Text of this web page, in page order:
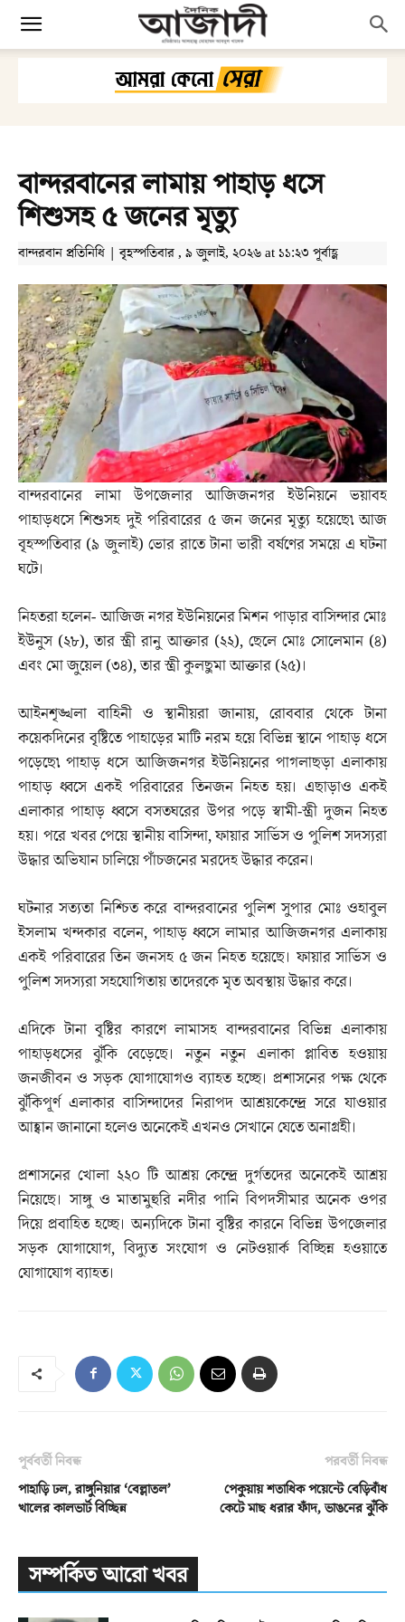
বান্দরবানের লামায় পাহাড় ধসে
শিশুসহ ৫ জনের মৃত্যু
বান্দরবান প্রতিনিধি | বৃহস্পতিবার , ৯ জুলাই, ২০২৬ at ১১:২৩ পূর্বাহ্ণ
বান্দরবানের লামা উপজেলার আজিজনগর ইউনিয়নে ভয়াবহ
পাহাড়ধসে শিশুসহ দুই পরিবারের ৫ জন জনের মৃত্যু হয়েছে৷ আজ
বৃহস্পতিবার (৯ জুলাই) ভোর রাতে টানা ভারী বর্ষণের সময়ে এ ঘটনা
ঘটে।
নিহতরা হলেন- আজিজ নগর ইউনিয়নের মিশন পাড়ার বাসিন্দার মোঃ
ইউনুস (২৮), তার স্ত্রী রানু আক্তার (২২), ছেলে মোঃ সোলেমান (৪)
এবং মো জুয়েল (৩৪), তার স্ত্রী কুলছুমা আক্তার (২৫)।
আইনশৃঙ্খলা বাহিনী ও স্থানীয়রা জানায়, রোববার থেকে টানা
কয়েকদিনের বৃষ্টিতে পাহাড়ের মাটি নরম হয়ে বিভিন্ন স্থানে পাহাড় ধসে
পড়েছে৷ পাহাড় ধসে আজিজনগর ইউনিয়নের পাগলাছড়া এলাকায়
পাহাড় ধ্বসে একই পরিবারের তিনজন নিহত হয়। এছাড়াও একই
এলাকার পাহাড় ধ্বসে বসতঘরের উপর পড়ে স্বামী-স্ত্রী দুজন নিহত
হয়। পরে খবর পেয়ে স্থানীয় বাসিন্দা, ফায়ার সার্ভিস ও পুলিশ সদস্যরা
উদ্ধার অভিযান চালিয়ে পাঁচজনের মরদেহ উদ্ধার করেন।
ঘটনার সত্যতা নিশ্চিত করে বান্দরবানের পুলিশ সুপার মোঃ ওহাবুল
ইসলাম খন্দকার বলেন, পাহাড় ধ্বসে লামার আজিজনগর এলাকায়
একই পরিবারের তিন জনসহ ৫ জন নিহত হয়েছে। ফায়ার সার্ভিস ও
পুলিশ সদস্যরা সহযোগিতায় তাদেরকে মৃত অবস্থায় উদ্ধার করে।
এদিকে টানা বৃষ্টির কারণে লামাসহ বান্দরবানের বিভিন্ন এলাকায়
পাহাড়ধসের ঝুঁকি বেড়েছে। নতুন নতুন এলাকা প্লাবিত হওয়ায়
জনজীবন ও সড়ক যোগাযোগও ব্যাহত হচ্ছে। প্রশাসনের পক্ষ থেকে
ঝুঁকিপূর্ণ এলাকার বাসিন্দাদের নিরাপদ আশ্রয়কেন্দ্রে সরে যাওয়ার
আহ্বান জানানো হলেও অনেকেই এখনও সেখানে যেতে অনাগ্রহী।
প্রশাসনের খোলা ২২০ টি আশ্রয় কেন্দ্রে দুর্গতদের অনেকেই আশ্রয়
নিয়েছে। সাঙ্গু ও মাতামুহুরি নদীর পানি বিপদসীমার অনেক ওপর
দিয়ে প্রবাহিত হচ্ছে। অন্যদিকে টানা বৃষ্টির কারনে বিভিন্ন উপজেলার
সড়ক যোগাযোগ, বিদ্যুত সংযোগ ও নেটওয়ার্ক বিচ্ছিন্ন হওয়াতে
যোগাযোগ ব্যাহত।
পূর্ববর্তী নিবন্ধ
পাহাড়ি ঢল, রাঙ্গুনিয়ার ‘বেল্লাতল’
খালের কালভার্ট বিচ্ছিন্ন
পরবর্তী নিবন্ধ
পেকুয়ায় শতাধিক পয়েন্টে বেড়িবাঁধ
কেটে মাছ ধরার ফাঁদ, ভাঙনের ঝুঁকি
সম্পর্কিত আরো খবর